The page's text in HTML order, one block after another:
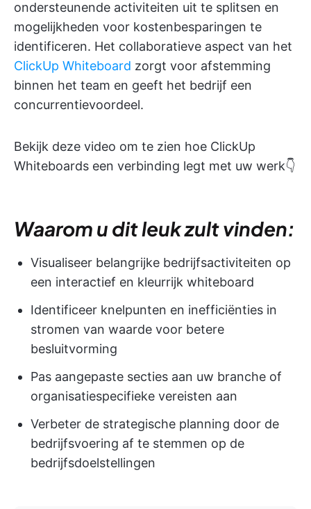
ondersteunende activiteiten uit te splitsen en
mogelijkheden voor kostenbesparingen te
identificeren. Het collaboratieve aspect van het
ClickUp Whiteboard zorgt voor afstemming
binnen het team en geeft het bedrijf een
concurrentievoordeel.
Bekijk deze video om te zien hoe ClickUp
Whiteboards een verbinding legt met uw werk👇
Waarom u dit leuk zult vinden:
Visualiseer belangrijke bedrijfsactiviteiten op
een interactief en kleurrijk whiteboard
Identificeer knelpunten en inefficiënties in
stromen van waarde voor betere
besluitvorming
Pas aangepaste secties aan uw branche of
organisatiespecifieke vereisten aan
Verbeter de strategische planning door de
bedrijfsvoering af te stemmen op de
bedrijfsdoelstellingen